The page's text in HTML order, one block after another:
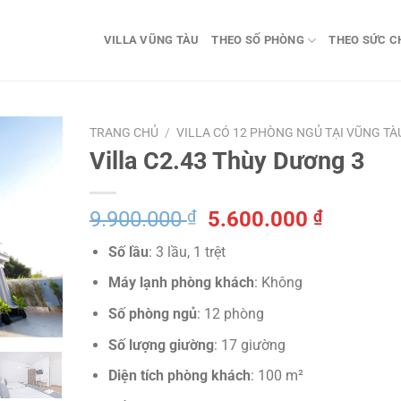
VILLA VŨNG TÀU THEO SỐ PHÒNG THEO SỨC
TRANG CHỦ / VILLA CÓ 12 PHÒNG NGỦ TẠI VŨNG
Villa C2.43 Thùy Dương 3
9.900.000₫
Giá
gốc
là:
9.900.000 ₫.
5.600.000 ₫Giá
Số lầu: 3 lầu, 1 trệt
Máy lạnh phòng khách: Không
Số phòng ngủ: 12 phòng
Số lượng giường: 17 giường
Diện tích phòng khách: 100 m²